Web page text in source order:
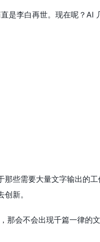
是李白再世。现在呢？AI
些需要大量文字输出的
新。
那会不会出现千篇一律的